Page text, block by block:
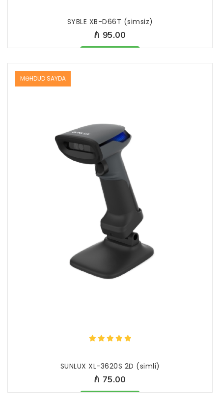
SYBLE XB-D66T (simsiz)
₼ 95.00
Məhsul mövcüddur
MƏHDUD SAYDA
SUNLUX XL-3620S 2D (simli)
₼ 75.00
Məhsul mövcüddur